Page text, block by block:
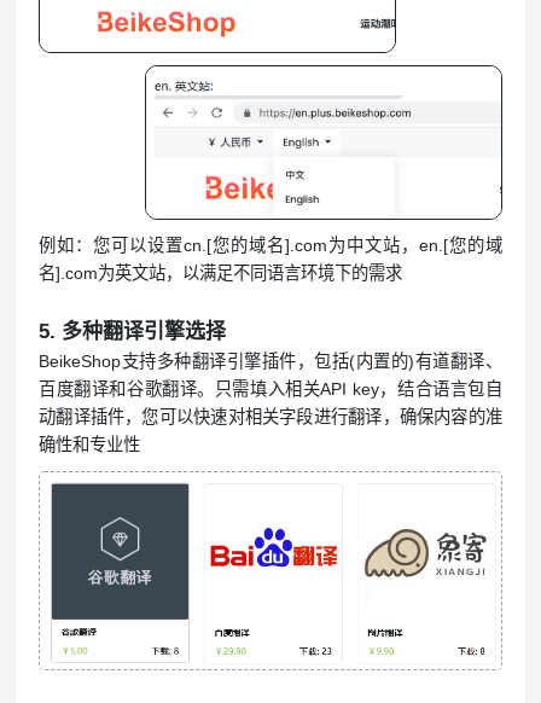
例如：您可以设置cn.[您的域名].com为中文站，en.[您的域
名].com为英文站，以满足不同语言环境下的需求
5. 多种翻译引擎选择
BeikeShop支持多种翻译引擎插件，包括(内置的)有道翻译、
百度翻译和谷歌翻译。只需填入相关API key，结合语言包自
动翻译插件，您可以快速对相关字段进行翻译，确保内容的准
确性和专业性